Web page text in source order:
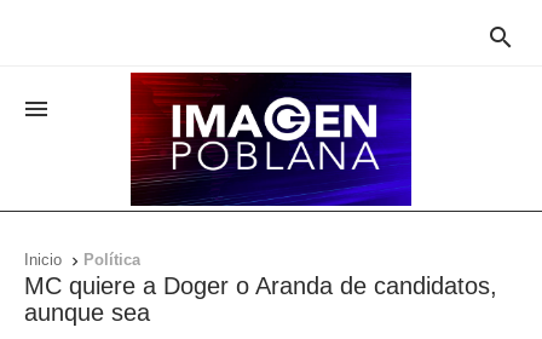


Inicio  Política
MC quiere a Doger o Aranda de candidatos,
aunque sea